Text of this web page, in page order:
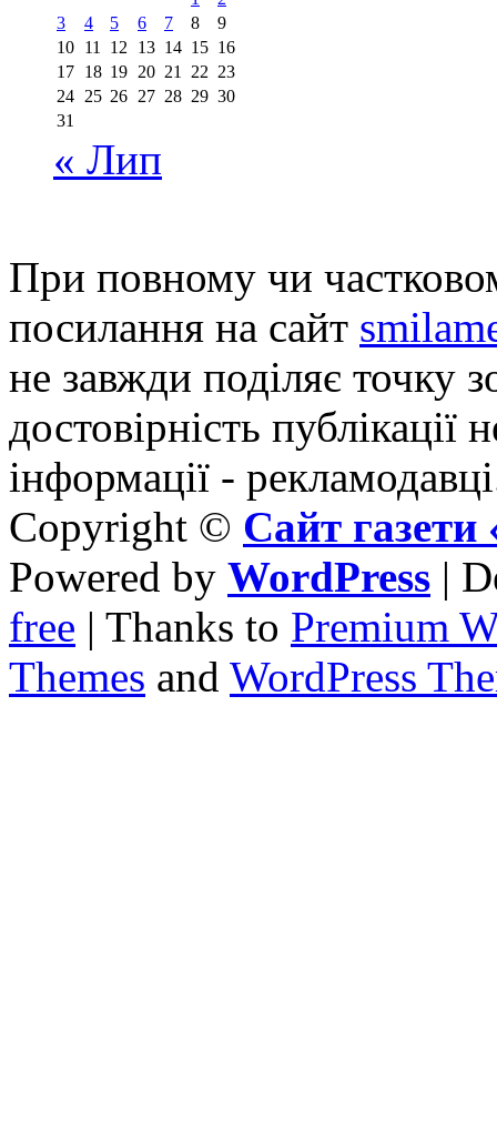
3
4 5 6 7 8
9
10 11 12 13 14 15 16
17 18 19 20 21 22 23
24 25 26 27 28 29 30
31
« Лип
При повному чи
посилання на сайт
не завжди поділяє точку
достовірність публікації
інформації -
Copyright © Сайт
Powered by WordPress |
free | Thanks to Premium
Themes and WordPress